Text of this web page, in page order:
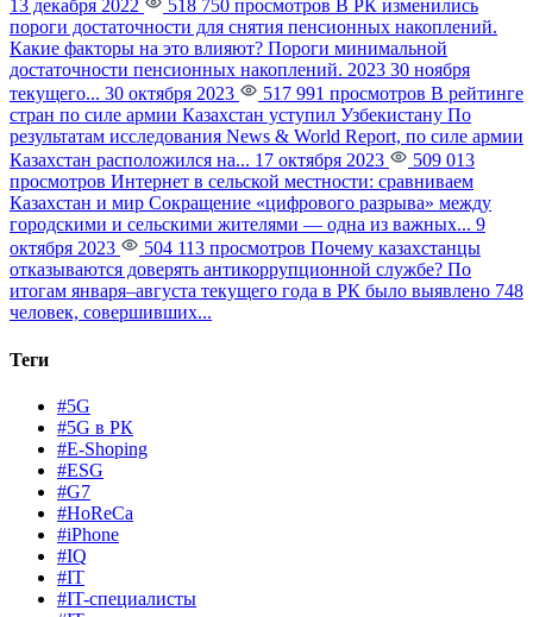
13 декабря 2022 518 750 просмотров В РК изменились
пороги достаточности для снятия пенсионных накоплений.
Какие факторы на это влияют? Пороги минимальной
достаточности пенсионных накоплений. 2023 30 ноября
текущего... 30 октября 2023 517 991 просмотров В рейтинге
стран по силе армии Казахстан уступил Узбекистану По
результатам исследования News & World Report, по силе армии
Казахстан расположился на... 17 октября 2023
509 013
просмотров Интернет в сельской местности: сравниваем
Казахстан и мир Сокращение «цифрового разрыва» между
городскими и сельскими жителями — одна из важных... 9
октября 2023
504 113 просмотров Почему казахстанцы
отказываются доверять антикоррупционной службе? По
итогам января–августа текущего года в РК было выявлено 748
человек, совершивших...
Теги
#5G
#5G в РК
#E-Shoping
#ESG
#G7
#HoReCa
#iPhone
#IQ
#IT
#IT-специалисты